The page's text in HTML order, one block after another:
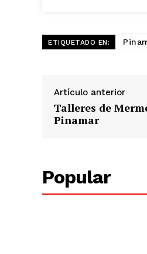
ETIQUETADO EN:
Artículo anterior
Talleres de
Pinamar
Popular